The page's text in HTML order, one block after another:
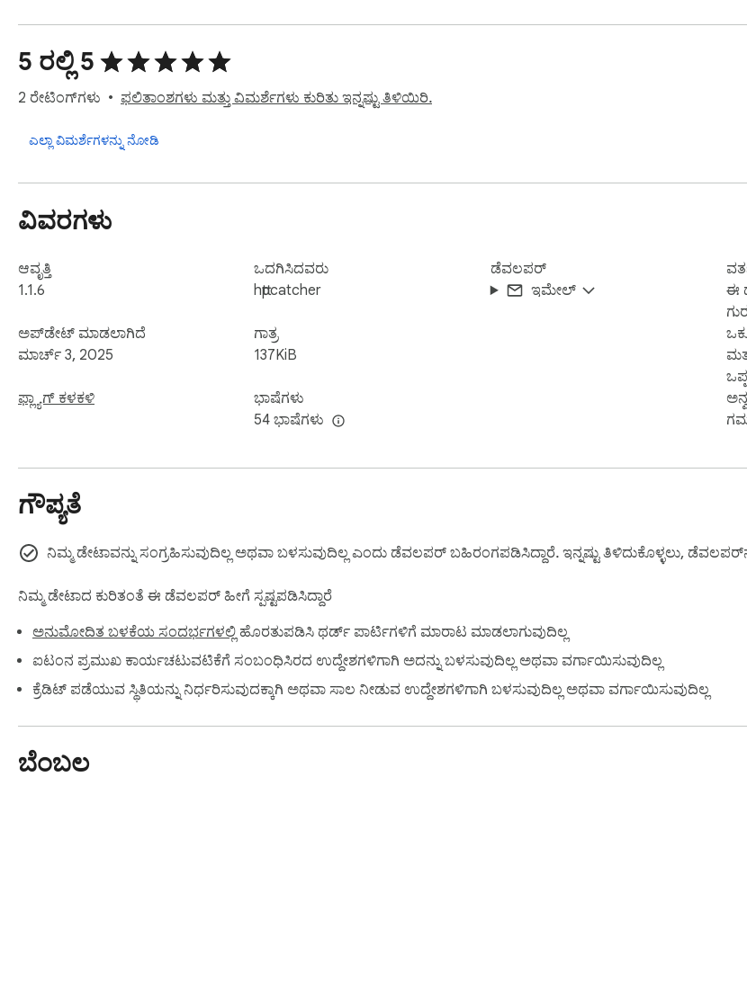
ಪ್ರಯಾಸದ ಕ್ರಯವನ್ನು ಉಳಿಸು; ಅಗತ್ಯವಿಲ್ಲದ ಪ್ರಯಾಸವನ್ನು ಕಡಿಮೆ ಮಾಡಿ ಕಡಿಮೆ ಮಾಡಿಕೊಳ್ಳಿರಿ.
ಉತ್ಪತ್ತ ಆಯ್ಕೆಯ ಪ್ರಕ್ರಿಯೆಯನ್ನು ಅನುಕೂಲಿಸು: ಶೋಧನೆಯಿಂದ ನಿರ್ಣಯ ಮಾಡುವ ವರೆಗೂ ಪ್ರತಿಯೊಂದು ಹೆಚ್ಚು ವೈಜ್ಞ
5 ರಲ್ಲಿ 5
2 ರೇಟಿಂಗ್‌ಗಳು ಫಲಿತಾಂಶಗಳು ಮತ್ತು ವಿಮರ್ಶೆಗಳು ಕುರಿತು ಇನ್ನಷ್ಟು ತಿಳಿಯಿರಿ.
ಎಲ್ಲಾ ವಿಮರ್ಶೆಗಳನ್ನು ನೋಡಿ
ವಿವರಗಳು
ಆವೃತ್ತಿ
1.1.6
ಅಪ್‌ಡೇಟ್ ಮಾಡಲಾಗಿದೆ
ಮಾರ್ಚ್ 3, 2025
ಫ್ಲ್ಯಾಗ್ ಕಳಕಳಿ
ಒದಗಿಸಿದವರು
httpcatcher
ಗಾತ್ರ
137KiB
ಭಾಷೆಗಳು
54 ಭಾಷೆಗಳು
ಡೆವಲಪರ್
ಇಮೇಲ್
ಈ
ಗೌಪ್ಯತೆ
ನಿಮ್ಮ ಡೇಟಾವನ್ನು ಸಂಗ್ರಹಿಸುವುದಿಲ್ಲ ಅಥವಾ ಬಳಸುವುದಿಲ್ಲ ಎಂದು ಡೆವಲಪರ್ ಬಹಿರಂಗಪಡಿಸಿದ್ದಾರೆ. ಇನ್ನಷ್ಟು ತಿಳಿದುಕೊಳ್ಳಲು,
ನಿಮ್ಮ ಡೇಟಾದ ಕುರಿತಂತೆ ಈ ಡೆವಲಪರ್ ಹೀಗೆ ಸ್ಪಷ್ಟಪಡಿಸಿದ್ದಾರೆ
ಅನುಮೋದಿತ ಬಳಕೆಯ ಸಂದರ್ಭಗಳಲ್ಲಿ ಹೊರತುಪಡಿಸಿ ಥರ್ಡ್ ಪಾರ್ಟಿಗಳಿಗೆ ಮಾರಾಟ ಮಾಡಲಾಗುವುದಿಲ್ಲ
ಐಟಂನ ಪ್ರಮುಖ ಕಾರ್ಯಚಟುವಟಿಕೆಗೆ ಸಂಬಂಧಿಸಿರದ ಉದ್ದೇಶಗಳಿಗಾಗಿ ಅದನ್ನು ಬಳಸುವುದಿಲ್ಲ ಅಥವಾ ವರ್ಗಾಯಿಸುವುದಿಲ್ಲ
ಕ್ರೆಡಿಟ್ ಪಡೆಯುವ ಸ್ಥಿತಿಯನ್ನು ನಿರ್ಧರಿಸುವುದಕ್ಕಾಗಿ ಅಥವಾ ಸಾಲ ನೀಡುವ ಉದ್ದೇಶಗಳಿಗಾಗಿ ಬಳಸುವುದಿಲ್ಲ ಅಥವಾ ವರ್ಗಾಯಿಸುವುದಿಲ್ಲ
ಬೆಂಬಲ